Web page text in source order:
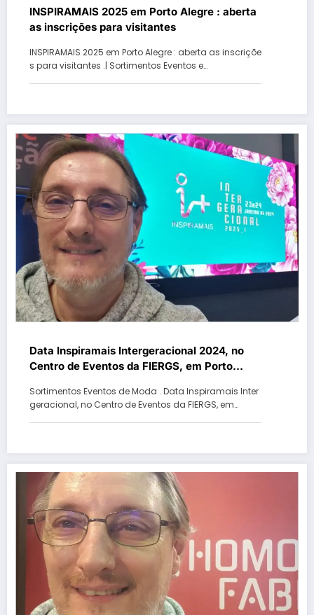
INSPIRAMAIS 2025 em Porto Alegre : aberta
as inscrições para visitantes
INSPIRAMAIS 2025 em Porto Alegre : aberta as inscriçõe
s para visitantes .| Sortimentos Eventos e…
Data Inspiramais Intergeracional 2024, no
Centro de Eventos da FIERGS, em Porto
Sortimentos Eventos de Moda . Data Inspiramais Inter
geracional, no Centro de Eventos da FIERGS, em…